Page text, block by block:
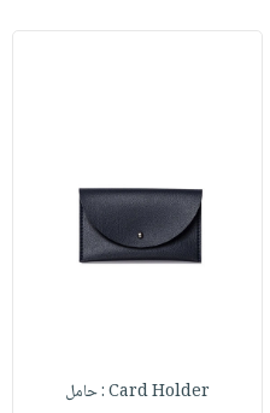
Card Holder : حامل